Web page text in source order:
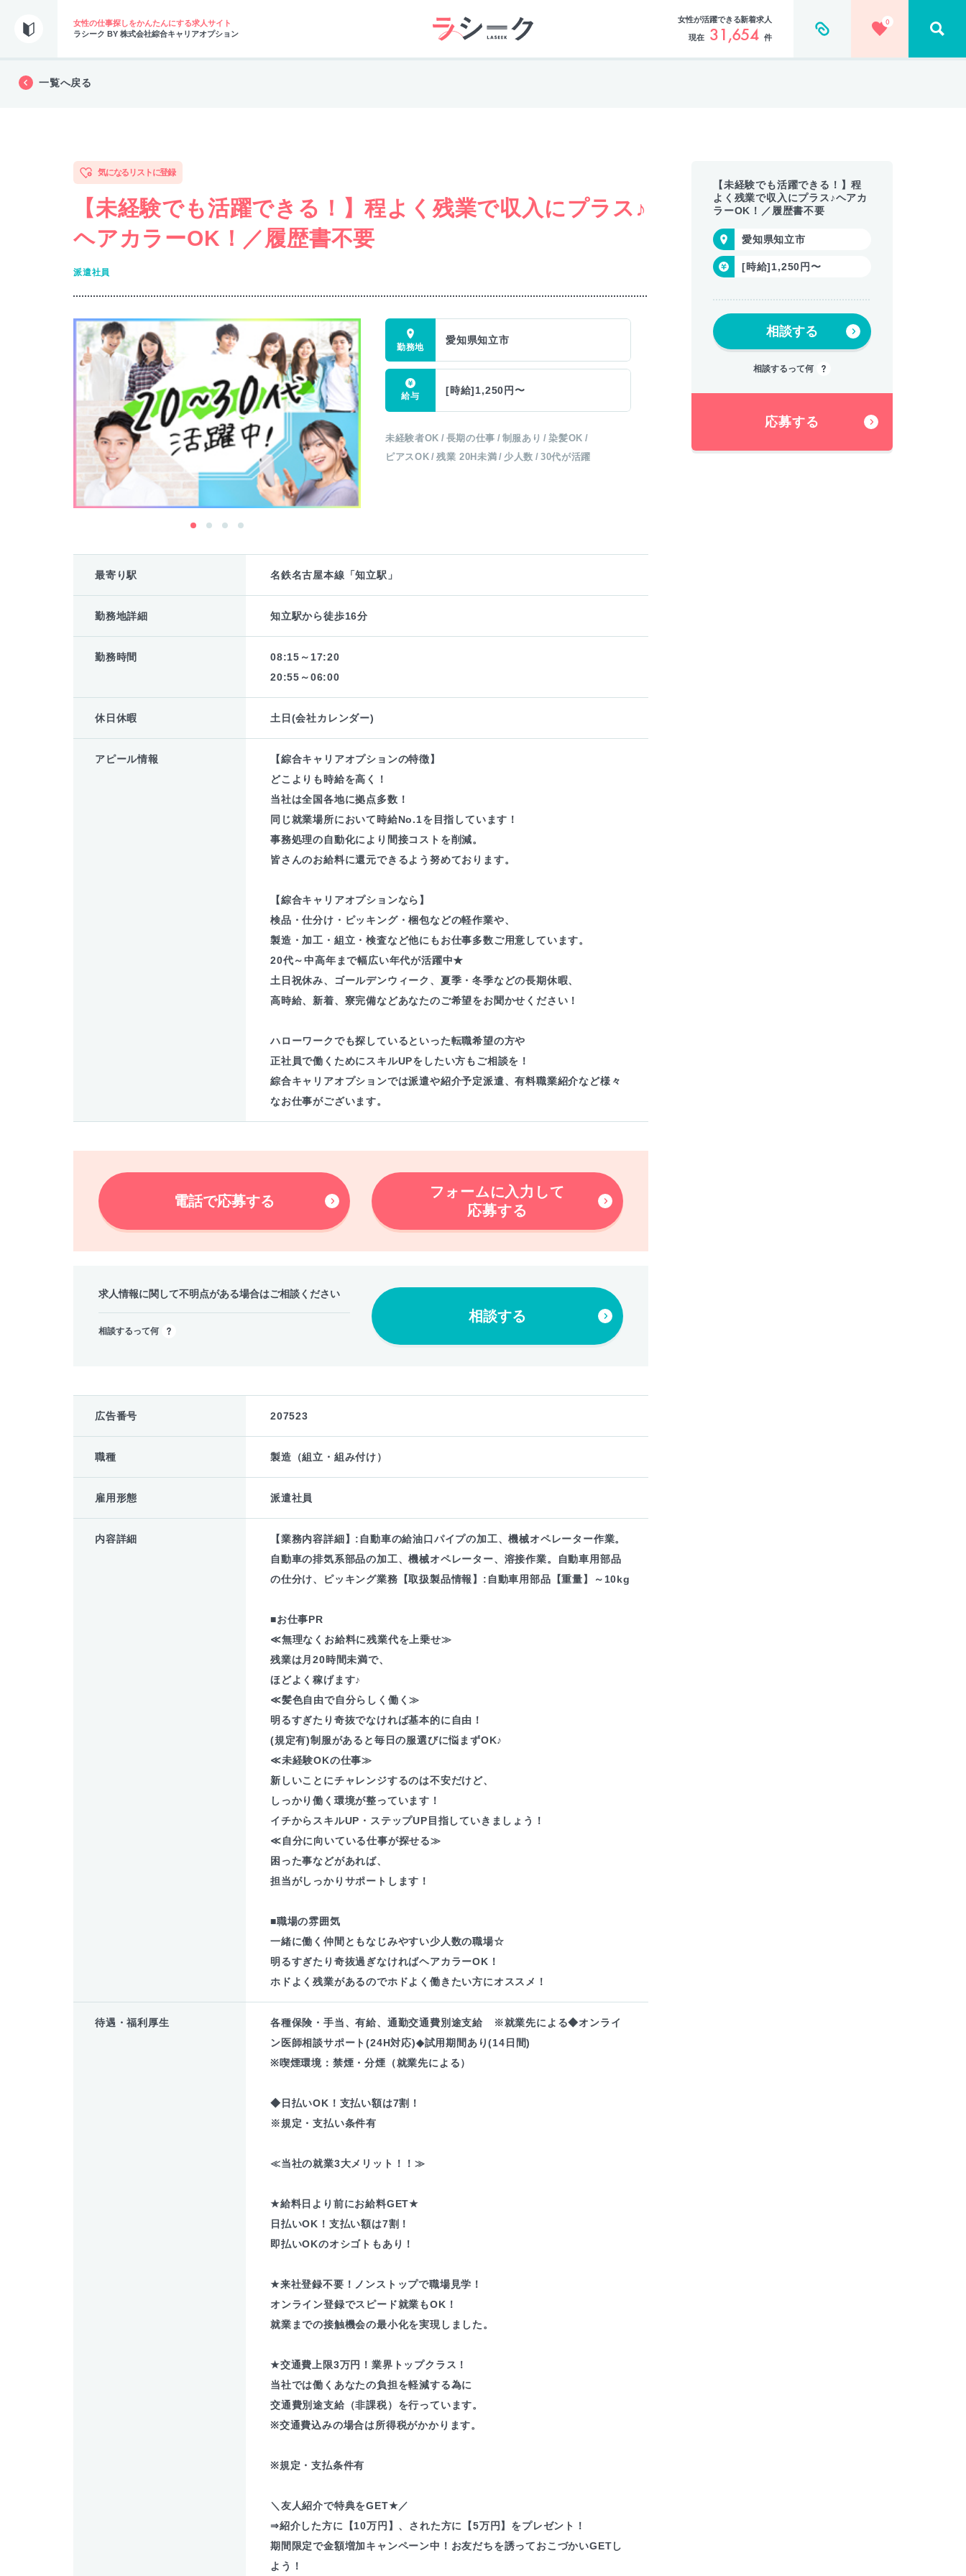
女性の仕事探しをかんたんにする求人サイト
ラシーク BY 株式会社綜合キャリアオプション
女性が活躍できる新着求人
現在 31,654 件
0
一覧へ戻る
気になるリストに登録
【未経験でも活躍できる！】程よく残業で収入にプラス♪
ヘアカラーOK！／履歴書不要
派遣社員
愛知県知立市
[時給]1,250円〜
未経験者OK 長期の仕事 制服あり
染髪OK
ピアスOK
残業 20H未満 少人数 30代が活躍
最寄り駅 名鉄名古屋本線「知立駅」
勤務地詳細 知立駅から徒歩16分
勤務時間
08:15～17:20
20:55～06:00
休日休暇 土日(会社カレンダー)
アピール情報
【綜合キャリアオプションの特徴】
どこよりも時給を高く！
当社は全国各地に拠点多数！
同じ就業場所において時給No.1を目指しています！
事務処理の自動化により間接コストを削減。
皆さんのお給料に還元できるよう努めております。
【綜合キャリアオプションなら】
検品・仕分け・ピッキング・梱包などの軽作業や、
製造・加工・組立・検査など他にもお仕事多数ご用意しています。
20代～中高年まで幅広い年代が活躍中★
土日祝休み、ゴールデンウィーク、夏季・冬季などの長期休暇、
高時給、新着、寮完備などあなたのご希望をお聞かせください！
ハローワークでも探しているといった転職希望の方や
正社員で働くためにスキルUPをしたい方もご相談を！
綜合キャリアオプションでは派遣や紹介予定派遣、有料職業紹介など様々
なお仕事がございます。
電話で応募する
フォームに入力して
応募する
求人情報に関して不明点がある場合はご相談ください
相談する
相談するって何
広告番号 207523
職種 製造（組立・組み付け）
雇用形態 派遣社員
内容詳細
【業務内容詳細】:自動車の給油口パイプの加工、機械オペレーター作業。
自動車の排気系部品の加工、機械オペレーター、溶接作業。自動車用部品
の仕分け、ピッキング業務【取扱製品情報】:自動車用部品【重量】～10kg
■お仕事PR
≪無理なくお給料に残業代を上乗せ≫
残業は月20時間未満で、
ほどよく稼げます♪
≪髪色自由で自分らしく働く≫
明るすぎたり奇抜でなければ基本的に自由！
(規定有)制服があると毎日の服選びに悩まずOK♪
≪未経験OKの仕事≫
新しいことにチャレンジするのは不安だけど、
しっかり働く環境が整っています！
イチからスキルUP・ステップUP目指していきましょう！
≪自分に向いている仕事が探せる≫
困った事などがあれば、
担当がしっかりサポートします！
■職場の雰囲気
一緒に働く仲間ともなじみやすい少人数の職場☆
明るすぎたり奇抜過ぎなければヘアカラーOK！
ホドよく残業があるのでホドよく働きたい方にオススメ！
待遇・福利厚生
各種保険・手当、有給、通勤交通費別途支給 ※就業先による◆オンライ
ン医師相談サポート(24H対応)◆試用期間あり(14日間)
※喫煙環境：禁煙・分煙（就業先による）
◆日払いOK！支払い額は7割！
※規定・支払い条件有
≪当社の就業3大メリット！！≫
★給料日より前にお給料GET★
日払いOK！支払い額は7割！
即払いOKのオシゴトもあり！
★来社登録不要！ノンストップで職場見学！
オンライン登録でスピード就業もOK！
就業までの接触機会の最小化を実現しました。
★交通費上限3万円！業界トップクラス！
当社では働くあなたの負担を軽減する為に
交通費別途支給（非課税）を行っています。
※交通費込みの場合は所得税がかかります。
※規定・支払条件有
＼友人紹介で特典をGET★／
⇒紹介した方に【10万円】、された方に【5万円】をプレゼント！
期間限定で金額増加キャンペーン中！お友だちを誘っておこづかいGETし
よう！
【未経験でも活躍できる！】程
よく残業で収入にプラス♪ヘアカ
ラーOK！／履歴書不要
愛知県知立市
[時給]1,250円〜
相談する
相談するって何
応募する